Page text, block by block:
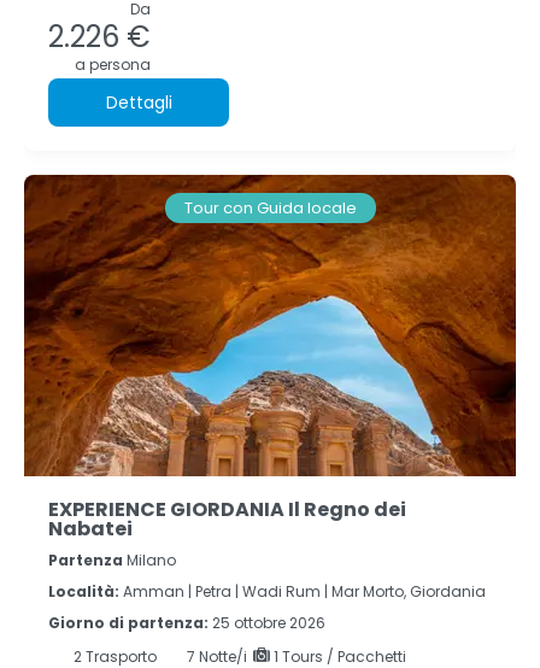
Da
2.226 €
a persona
Dettagli
Tour con Guida locale
EXPERIENCE GIORDANIA Il Regno dei
Nabatei
Partenza Milano
Località: Amman | Petra | Wadi Rum | Mar Morto, Giordania
Giorno di partenza: 25 ottobre 2026
2Trasporto 7 Notte/i
1 Tours / Pacchetti